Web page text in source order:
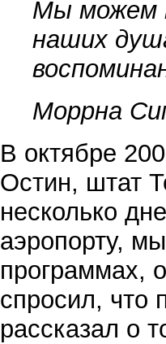
Мы можем
наших
Моррна
В октябре
Остин, штат
несколько
аэропорту,
программах,
спросил, что
рассказал о